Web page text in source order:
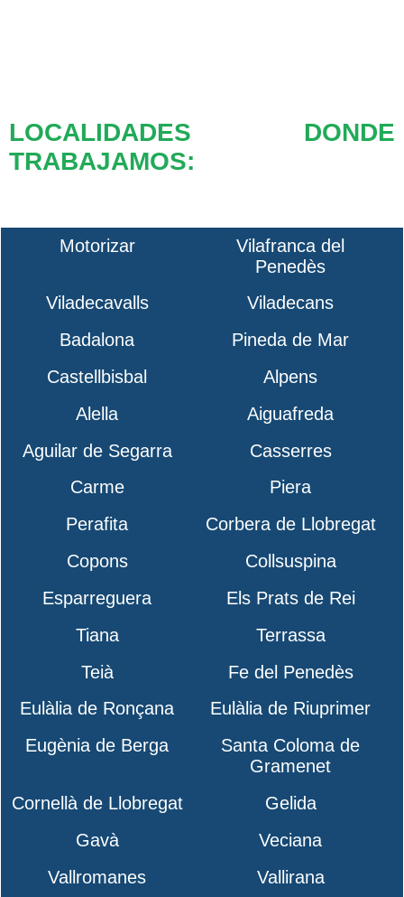
LOCALIDADES DONDE
TRABAJAMOS:
Motorizar
Vilafranca del
Penedès
Viladecavalls
Viladecans
Badalona
Pineda de Mar
Castellbisbal
Alpens
Alella
Aiguafreda
Aguilar de Segarra
Casserres
Carme
Piera
Perafita
Corbera de Llobregat
Copons
Collsuspina
Esparreguera
Els Prats de Rei
Tiana
Terrassa
Teià
Fe del Penedès
Eulàlia de Ronçana
Eulàlia de Riuprimer
Eugènia de Berga
Santa Coloma de
Gramenet
Cornellà de Llobregat
Gelida
Gavà
Veciana
Vallromanes
Vallirana